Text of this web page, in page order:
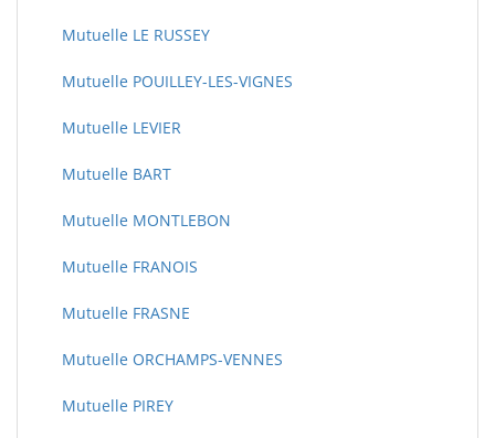
Mutuelle LE RUSSEY
Mutuelle POUILLEY-LES-VIGNES
Mutuelle LEVIER
Mutuelle BART
Mutuelle MONTLEBON
Mutuelle FRANOIS
Mutuelle FRASNE
Mutuelle ORCHAMPS-VENNES
Mutuelle PIREY